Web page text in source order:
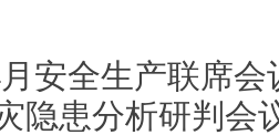
安全生产联席
隐患分析研判会